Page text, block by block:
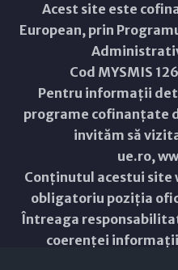
Acest site este
European, prin
Cod MYSMIS
Pentru informații
programe cofinanțate
invităm să
ue.ro,
Conținutul acestui site
obligatoriu poziția
Întreaga
coerenței